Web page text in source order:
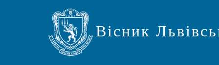
Вісник